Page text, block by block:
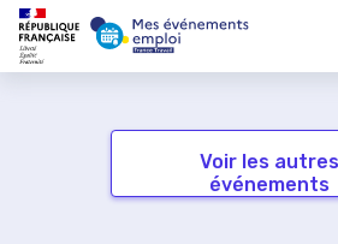
Voir les autres
événements